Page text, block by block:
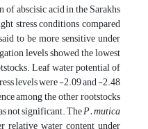
of abscisic acid in the Sarakhs
stress conditions compared
to be more sensitive under
levels showed the lowest
Leaf water potential of
levels were -2.09 and -2.48
among the other rootstocks
not significant. TheP. mutica